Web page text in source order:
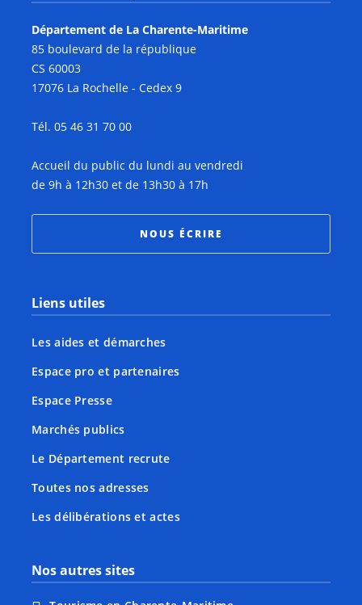
Département de La Charente-Maritime
85 boulevard de la république
CS 60003
17076 La Rochelle - Cedex 9
Tél. 05 46 31 70 00
Accueil du public du lundi au vendredi
de 9h à 12h30 et de 13h30 à 17h
NOUS ÉCRIRE
Liens utiles
Les aides et démarches
Espace pro et partenaires
Espace Presse
Marchés publics
Le Département recrute
Toutes nos adresses
Les délibérations et actes
Nos autres sites